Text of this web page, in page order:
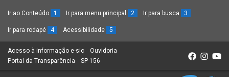
Ir ao Conteúdo 1 Ir para menu principal 2 Ir para busca 3
Ir para rodapé 4 Acessibilidade 5
Acesso à informação e-sic (Link
para
Ouvidoria
Portal da Transparência (Link
SP 156